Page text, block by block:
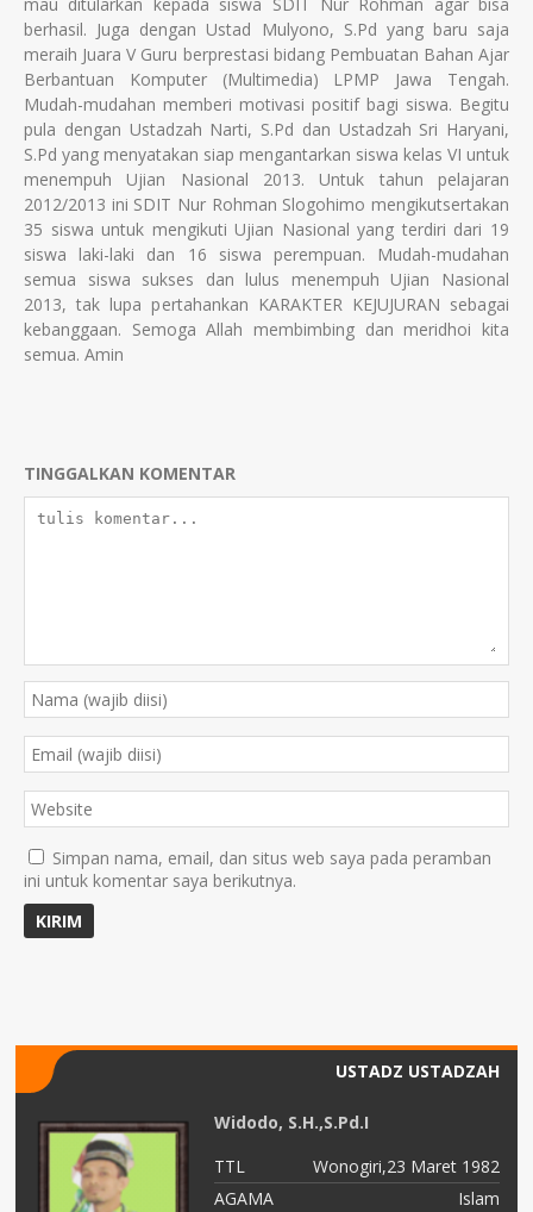
berhasil. Juga dengan Ustad Mulyono, S.Pd yang baru saja
meraih Juara V Guru berprestasi bidang Pembuatan Bahan Ajar
Berbantuan Komputer (Multimedia) LPMP Jawa Tengah.
Mudah-mudahan memberi motivasi positif bagi siswa. Begitu
pula dengan Ustadzah Narti, S.Pd dan Ustadzah Sri Haryani,
S.Pd yang menyatakan siap mengantarkan siswa kelas VI untuk
menempuh Ujian Nasional 2013. Untuk tahun pelajaran
2012/2013 ini SDIT Nur Rohman Slogohimo mengikutsertakan
35 siswa untuk mengikuti Ujian Nasional yang terdiri dari 19
siswa laki-laki dan 16 siswa perempuan. Mudah-mudahan
semua siswa sukses dan lulus menempuh Ujian Nasional
2013, tak lupa pertahankan KARAKTER KEJUJURAN sebagai
kebanggaan. Semoga Allah membimbing dan meridhoi kita
semua. Amin
TINGGALKAN KOMENTAR
Simpan nama, email, dan situs web saya pada peramban
ini untuk komentar saya berikutnya.
USTADZ USTADZAH
Widodo, S.H.,S.Pd.I
TTL
Wonogiri,23 Maret 1982
AGAMA
Islam